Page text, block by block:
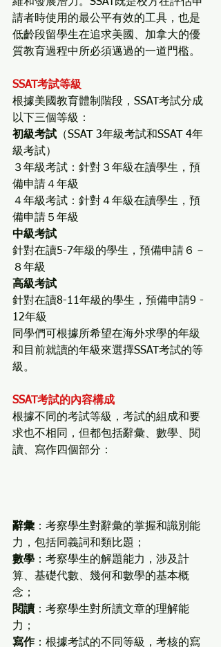
請者時使用的最公平有效的工具，也是
低齡段留學生在追求美國、加拿大的優
質教育過程中所必須邁過的一道門檻。
SSAT考試等級
根據美國教育體制階段，SSAT考試分成
以下三個等級：
初級考試 （SSAT 3年級考試和SSAT 4年
級考試）
３年級考試：針對３年級在讀學生，預
備申請４年級
４年級考試：針對４年級在讀學生，預
備申請５年級
中級考試
針對在讀5-7年級的學生，預備申請６－
８年級
高級考試
針對在讀8-11年級的學生，預備申請9 -
12年級
同學們可根據所希望在海外求學的年級
和目前就讀的年級來選擇SSAT考試的等
級。
SSAT考試的內容構成
根據不同的考試等級，考試的組成和要
求也不相同，但都包括辭彙、數學、閱
讀、寫作四個部分：
辭彙 ：考察學生對辭彙的掌握和識別能
力，包括同義詞和類比題；
數學 ：考察學生的解題能力，涉及計
算、基礎代數、幾何和數學的基本概
念；
閱讀 ：考察學生對所讀文章的理解能
力；
寫作：根據考試的不同等級，考核的寫